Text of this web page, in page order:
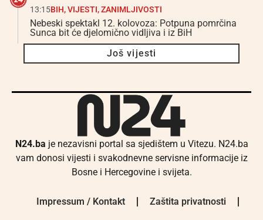
13:15BIH,VIJESTI,ZANIMLJIVOSTI
Nebeski spektakl 12. kolovoza: Potpuna pomrčina
Sunca bit će djelomično vidljiva i iz BiH
Još vijesti
N24.ba je nezavisni portal sa sjedištem u Vitezu. N24.ba
vam donosi vijesti i svakodnevne servisne informacije iz
Bosne i Hercegovine i svijeta.
Impressum / Kontakt Zaštita privatnosti